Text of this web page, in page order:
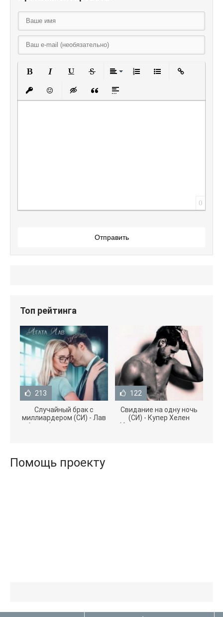
Вставить защищенную ссылку
Вставить смайлик
Вставка скрытого текста
Вставка цитаты
Вставка спойлера
0
Отправить
Топ рейтинга
213
Случайный брак с
миллиардером (СИ) - Лав
Агата (полная версия
122
Свидание на одну ночь
(СИ) - Купер Хелен
(бесплатные серии книг
Помощь проекту